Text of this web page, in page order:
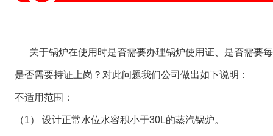
关于锅炉在使用时是否需要办理锅炉使用证、是否需要
是否需要持证上岗？对此问题我们公司做出如下说明：
不适用范围：
（1） 设计正常水位水容积小于30L的蒸汽锅炉。